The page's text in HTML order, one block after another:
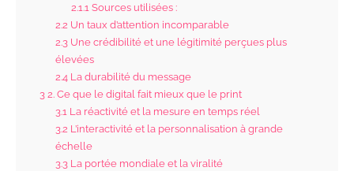
2.1.1Sources utilisées :
2.2Un taux d’attention incomparable
2.3Une crédibilité et une légitimité perçues plus
élevées
2.4La durabilité du message
32. Ce que le digital fait mieux que le print
3.1La réactivité et la mesure en temps réel
3.2L’interactivité et la personnalisation à grande
échelle
3.3La portée mondiale et la viralité